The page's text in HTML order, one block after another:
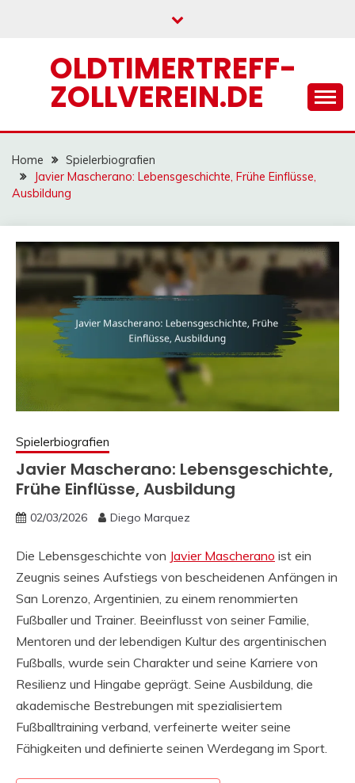
OLDTIMERTREFF-
ZOLLVEREIN.DE
Home
Spielerbiografien
Javier Mascherano: Lebensgeschichte, Frühe Einflüsse,
Ausbildung
Spielerbiografien
Javier Mascherano: Lebensgeschichte,
Frühe Einflüsse, Ausbildung
02/03/2026 Diego Marquez
Die Lebensgeschichte von Javier Mascherano ist ein
Zeugnis seines Aufstiegs von bescheidenen Anfängen in
San Lorenzo, Argentinien, zu einem renommierten
Fußballer und Trainer. Beeinflusst von seiner Familie,
Mentoren und der lebendigen Kultur des argentinischen
Fußballs, wurde sein Charakter und seine Karriere von
Resilienz und Hingabe geprägt. Seine Ausbildung, die
akademische Bestrebungen mit spezialisiertem
Fußballtraining verband, verfeinerte weiter seine
Fähigkeiten und definierte seinen Werdegang im Sport.